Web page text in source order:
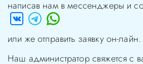
написав нам в мессенджеры и
или же отправить заявку он-лайн.
Наш администратор свяжется с